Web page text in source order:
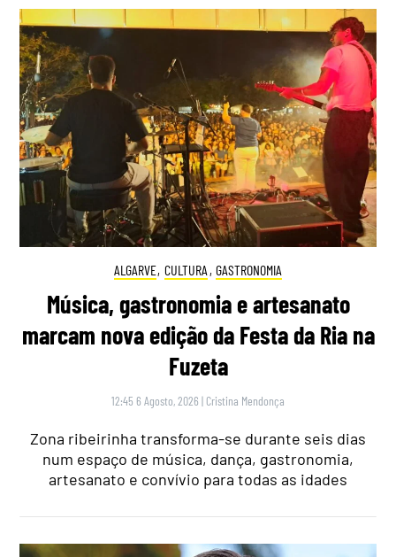
ALGARVE, CULTURA , GASTRONOMIA
Música, gastronomia e artesanato
marcam nova edição da Festa da Ria na
Fuzeta
12:45 6 Agosto, 2026 | Cristina Mendonça
Zona ribeirinha transforma-se durante seis dias
num espaço de música, dança, gastronomia,
artesanato e convívio para todas as idades